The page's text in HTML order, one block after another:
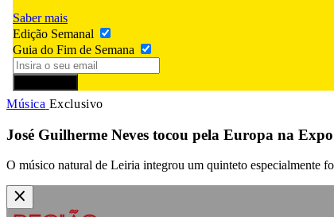
Saber mais
Edição Semanal
Guia do Fim de Semana
Música Exclusivo
José Guilherme Neves tocou pela Europa na
O músico natural de Leiria integrou um quinteto especialmente